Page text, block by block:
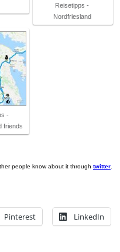
Reisetipps -
Nordfriesland
-
friends
people know about it through twitter
Pinterest LinkedIn